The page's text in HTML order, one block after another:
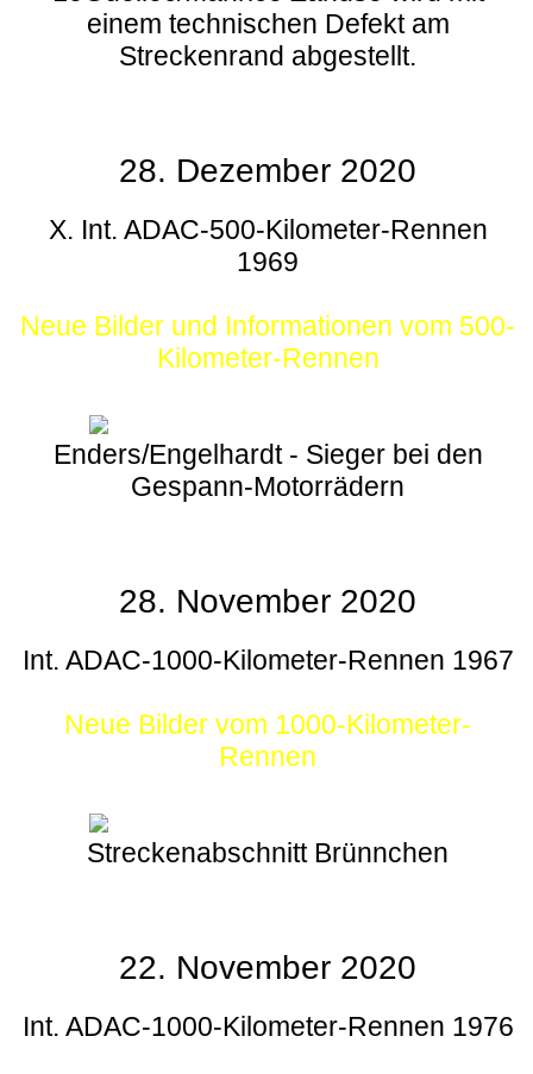
einem technischen Defekt am
Streckenrand abgestellt.
28. Dezember 2020
X. Int. ADAC-500-Kilometer-Rennen
1969
Neue Bilder und Informationen vom 500-
Kilometer-Rennen
Enders/Engelhardt - Sieger bei den
Gespann-Motorrädern
28. November 2020
Int. ADAC-1000-Kilometer-Rennen 1967
Neue Bilder vom 1000-Kilometer-
Rennen
Streckenabschnitt Brünnchen
22. November 2020
Int. ADAC-1000-Kilometer-Rennen 1976